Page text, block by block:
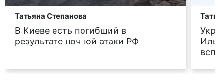
Татьяна Степанова
В Киеве есть погибший в
результате ночной атаки РФ